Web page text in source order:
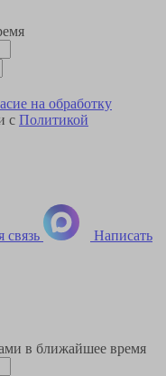
на обработку
с Политикой
связь Написать
в ближайшее время